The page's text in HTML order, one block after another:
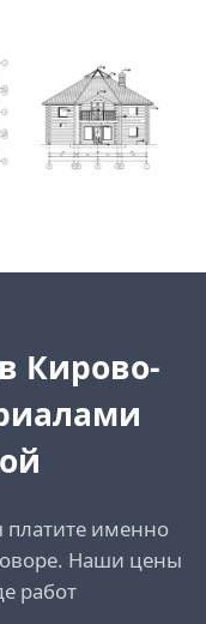
Кирово-
именно
Наши цены
работ